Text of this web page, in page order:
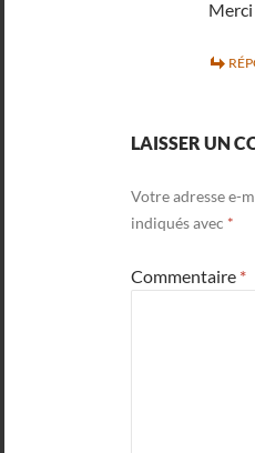
Merci
LAISSER UN
Votre adresse e-
indiqués avec *
Commentaire *